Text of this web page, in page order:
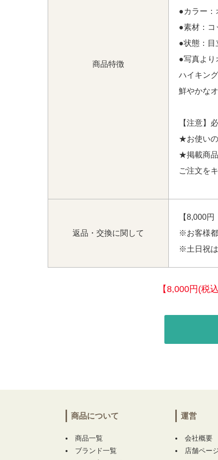
ERA ノースリーブ 1(M) 緑 グリーン ポロ
ビルド BRILLIANT BUILD セーター M 紺
品 レディース ブリリアントビルド
ルゾン×ロングパンツ 天使】 をお買い上
商品特徴
●カラー：
●素材：コ
●状態：目
●写真より
ハイキン
鮮やかな
【注意】
★お使いの
★掲載商品
ご注文を
返品・交換に関して
【8,000
※お客様
※土日祝
【8,000円(税
商品について
商品一覧
ブランド一覧
運営
会社概要
店舗ペー